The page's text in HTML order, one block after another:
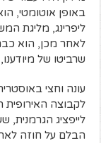
באופן אוטומטי,
שרביטו של
לקבוצה
הבלם על חוזה